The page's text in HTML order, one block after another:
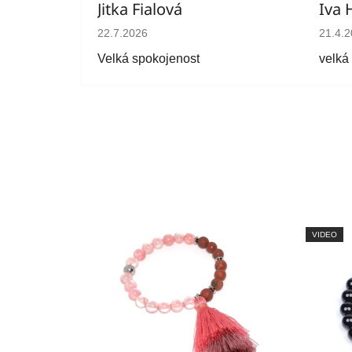
Jitka Fialová
Hodnocení obchodu je 5 z 5 hvězdiček.
22.7.2026
Velká spokojenost
Iva
velká
VIDEO